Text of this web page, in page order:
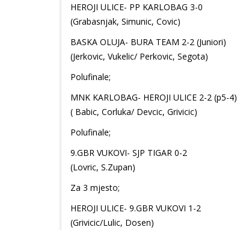
HEROJI ULICE- PP KARLOBAG 3-0
(Grabasnjak, Simunic, Covic)
BASKA OLUJA- BURA TEAM 2-2 (Juniori)
(Jerkovic, Vukelic/ Perkovic, Segota)
Polufinale;
MNK KARLOBAG- HEROJI ULICE 2-2 (p5-4)
( Babic, Corluka/ Devcic, Grivicic)
Polufinale;
9.GBR VUKOVI- SJP TIGAR 0-2
(Lovric, S.Zupan)
Za 3 mjesto;
HEROJI ULICE- 9.GBR VUKOVI 1-2
(Grivicic/Lulic, Dosen)